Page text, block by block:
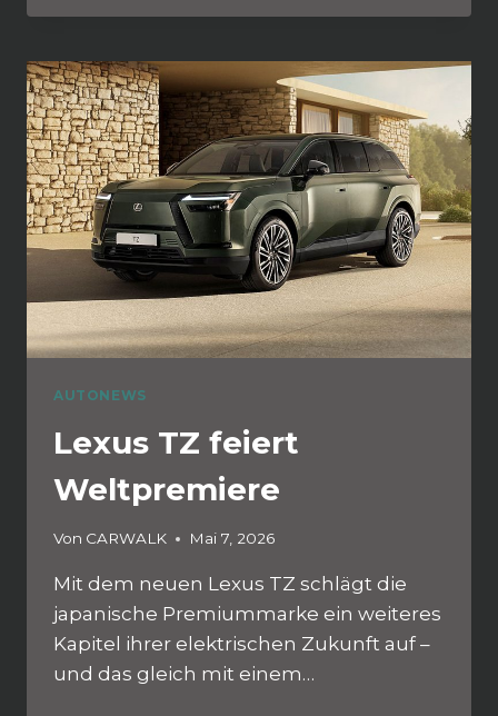
AUTONEWS
Lexus TZ feiert
Weltpremiere
Von CARWALK Mai 7, 2026
Mit dem neuen Lexus TZ schlägt die
japanische Premiummarke ein weiteres
Kapitel ihrer elektrischen Zukunft auf –
und das gleich mit einem…